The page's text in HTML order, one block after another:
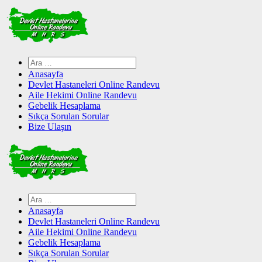
Skip
to
content
Arama:
Anasayfa
Devlet Hastaneleri Online Randevu
Aile Hekimi Online Randevu
Gebelik Hesaplama
Sıkça Sorulan Sorular
Bize Ulaşın
Arama:
Anasayfa
Devlet Hastaneleri Online Randevu
Aile Hekimi Online Randevu
Gebelik Hesaplama
Sıkça Sorulan Sorular